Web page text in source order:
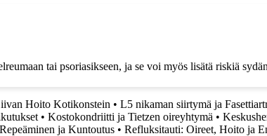
tai psoriasikseen, ja se voi myös lisätä riskiä
Hoito Kotikonstein • L5 nikaman siirtymä ja
• Kostokondriitti ja Tietzen oireyhtymä •
ja Kuntoutus • Refluksitauti: Oireet, Hoito ja